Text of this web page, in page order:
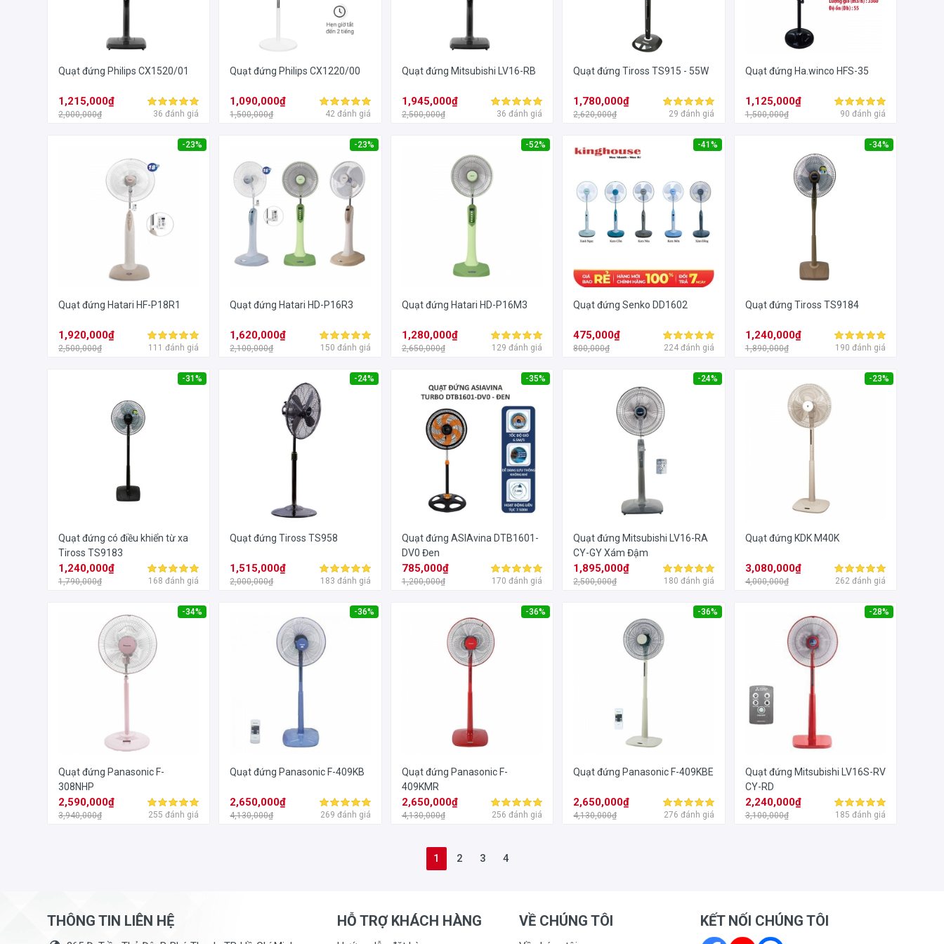
Quạt đứng Philips CX1520/01
1,215,000₫
2,000,000₫ 36 đánh giá
Quạt đứng Philips CX1220/00
1,090,000₫
1,500,000₫ 42 đánh giá
Quạt đứng Mitsubishi LV16-RB
1,945,000₫
2,500,000₫ 36 đánh giá
Quạt đứng Tiross TS915 - 55W
1,780,000₫
2,620,000₫ 29 đánh giá
Quạt đứng Ha.winco HFS-35
1,125,000₫
1,500,000₫ 90 đánh giá
-23%
Quạt đứng Hatari HF-P18R1
1,920,000₫
2,500,000₫ 111 đánh giá
-23%
Quạt đứng Hatari HD-P16R3
1,620,000₫
2,100,000₫ 150 đánh giá
-52%
Quạt đứng Hatari HD-P16M3
1,280,000₫
2,650,000₫ 129 đánh giá
-41%
Quạt đứng Senko DD1602
475,000₫
800,000₫ 224 đánh giá
-34%
Quạt đứng Tiross TS9184
1,240,000₫
1,890,000₫ 190 đánh giá
-31%
Quạt đứng có điều khiển từ xa
Tiross TS9183
1,240,000₫
1,790,000₫ 168 đánh giá
-24%
Quạt đứng Tiross TS958
1,515,000₫
2,000,000₫ 183 đánh giá
-35%
Quạt đứng ASIAvina DTB1601-
DV0 Đen
785,000₫
1,200,000₫ 170 đánh giá
-24%
Quạt đứng Mitsubishi LV16-RA
CY-GY Xám Đậm
1,895,000₫
2,500,000₫ 180 đánh giá
-23%
Quạt đứng KDK M40K
3,080,000₫
4,000,000₫ 262 đánh giá
-34%
Quạt đứng Panasonic F-
308NHP
2,590,000₫
3,940,000₫ 255 đánh giá
-36%
Quạt đứng Panasonic F-409KB
2,650,000₫
4,130,000₫ 269 đánh giá
-36%
Quạt đứng Panasonic F-
409KMR
2,650,000₫
4,130,000₫ 256 đánh giá
-36%
Quạt đứng Panasonic F-409KBE
2,650,000₫
4,130,000₫ 276 đánh giá
-28%
Quạt đứng Mitsubishi LV16S-RV
CY-RD
2,240,000₫
3,100,000₫ 185 đánh giá
1 2 3 4
THÔNG TIN LIÊN HỆ HỖ TRỢ KHÁCH HÀNG VỀ CHÚNG TÔI KẾT NỐI CHÚNG TÔI